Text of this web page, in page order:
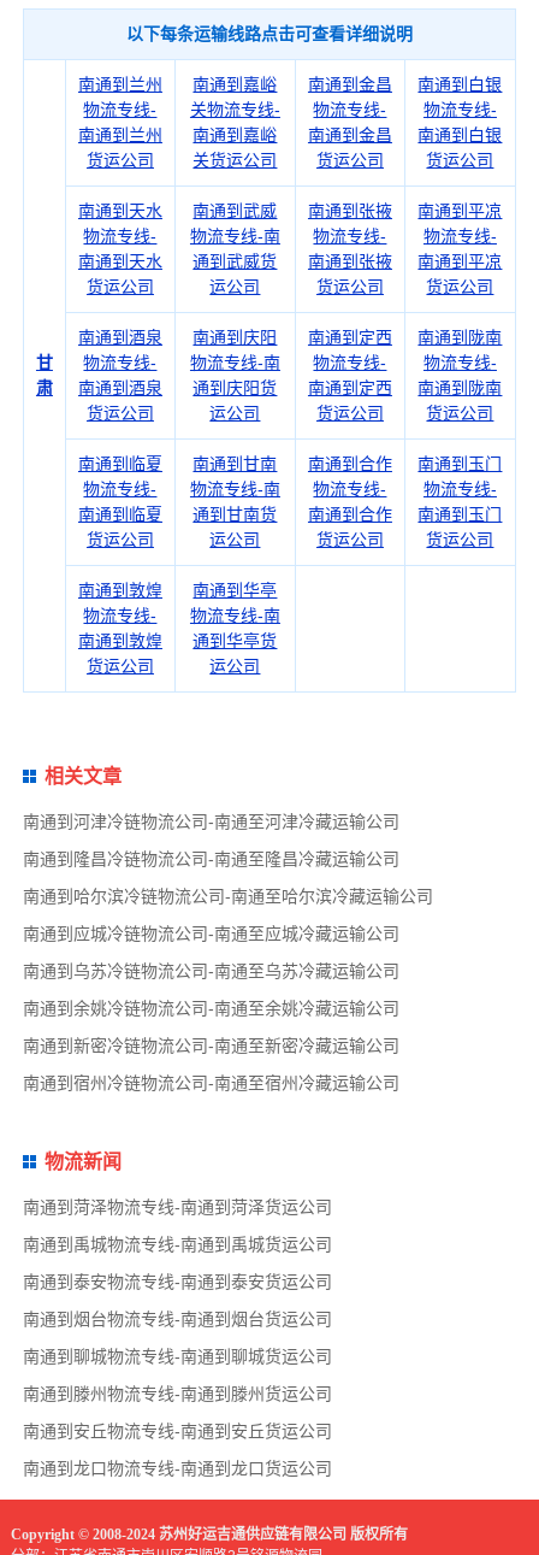
以下每条运输线路点击可查看详细说明
甘
肃
南通到兰州
物流专线-
南通到兰州
货运公司
南通到嘉峪
关物流专线-
南通到嘉峪
关货运公司
南通到金昌
物流专线-
南通到金昌
货运公司
南通到白银
物流专线-
南通到白银
货运公司
南通到天水
物流专线-
南通到天水
货运公司
南通到武威
物流专线-南
通到武威货
运公司
南通到张掖
物流专线-
南通到张掖
货运公司
南通到平凉
物流专线-
南通到平凉
货运公司
南通到酒泉
物流专线-
南通到酒泉
货运公司
南通到庆阳
物流专线-南
通到庆阳货
运公司
南通到定西
物流专线-
南通到定西
货运公司
南通到陇南
物流专线-
南通到陇南
货运公司
南通到临夏
物流专线-
南通到临夏
货运公司
南通到甘南
物流专线-南
通到甘南货
运公司
南通到合作
物流专线-
南通到合作
货运公司
南通到玉门
物流专线-
南通到玉门
货运公司
南通到敦煌
物流专线-
南通到敦煌
货运公司
南通到华亭
物流专线-南
通到华亭货
运公司
相关文章
南通到河津冷链物流公司-南通至河津冷藏运输公司
南通到隆昌冷链物流公司-南通至隆昌冷藏运输公司
南通到哈尔滨冷链物流公司-南通至哈尔滨冷藏运输公司
南通到应城冷链物流公司-南通至应城冷藏运输公司
南通到乌苏冷链物流公司-南通至乌苏冷藏运输公司
南通到余姚冷链物流公司-南通至余姚冷藏运输公司
南通到新密冷链物流公司-南通至新密冷藏运输公司
南通到宿州冷链物流公司-南通至宿州冷藏运输公司
物流新闻
南通到菏泽物流专线-南通到菏泽货运公司
南通到禹城物流专线-南通到禹城货运公司
南通到泰安物流专线-南通到泰安货运公司
南通到烟台物流专线-南通到烟台货运公司
南通到聊城物流专线-南通到聊城货运公司
南通到滕州物流专线-南通到滕州货运公司
南通到安丘物流专线-南通到安丘货运公司
南通到龙口物流专线-南通到龙口货运公司
Copyright © 2008-2024 苏州好运吉通供应链有限公司 版权所有